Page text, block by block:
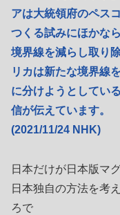
アは大統領府のペス
つくる試みにほかな
境界線を減らし取り
リカは新たな境界線
に分けようとしてい
信が伝えています。
(2021/11/24 NHK)
日本だけが日本版マ
日本独自の方法を考
ろで